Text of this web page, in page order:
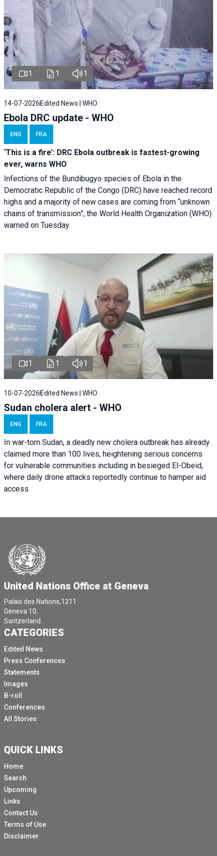
1 1 1
14-07-2026 Edited News | WHO
Ebola DRC update - WHO
ENG FRA
‘This is a fire’: DRC Ebola outbreak is fastest-growing
ever, warns WHO
Infections of the Bundibugyo species of Ebola in the
Democratic Republic of the Congo (DRC) have reached record
highs and a majority of new cases are coming from “unknown
chains of transmission”, the World Health Organization (WHO)
warned on Tuesday.
1 1 1
10-07-2026 Edited News | WHO
Sudan cholera alert - WHO
ENG FRA
In war-torn Sudan, a deadly new cholera outbreak has already
claimed more than 100 lives, heightening serious concerns
for vulnerable communities including in besieged El-Obeid,
where daily drone attacks reportedly continue to hamper aid
access.
United Nations Office at Geneva
Palais des Nations,1211
Geneva 10,
Switzerland.
CATEGORIES
Edited News
Press Conferences
Statements
Images
B-roll
Conferences
All Stories
QUICK LINKS
Home
Search
Upcoming
Links
Contact Us
Terms of Use
Disclaimer